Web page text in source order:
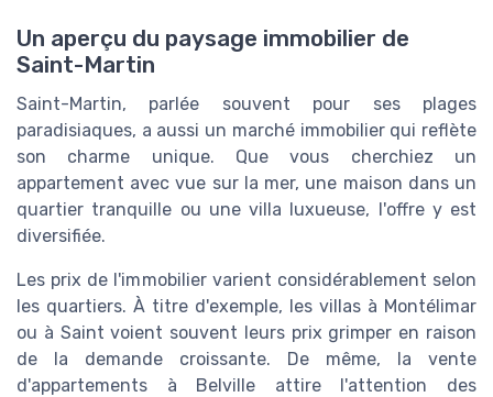
Un aperçu du paysage immobilier de
Saint-Martin
Saint-Martin, parlée souvent pour ses plages
paradisiaques, a aussi un marché immobilier qui reflète
son charme unique. Que vous cherchiez un
appartement avec vue sur la mer, une maison dans un
quartier tranquille ou une villa luxueuse, l'offre y est
diversifiée.
Les prix de l'immobilier varient considérablement selon
les quartiers. À titre d'exemple, les villas à Montélimar
ou à Saint voient souvent leurs prix grimper en raison
de la demande croissante. De même, la vente
d'appartements à Belville attire l'attention des